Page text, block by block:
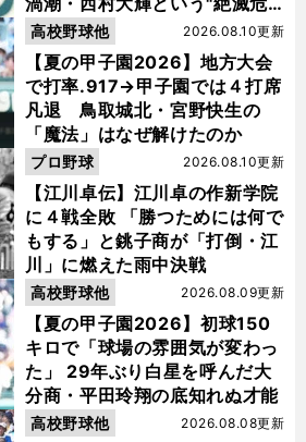
惧種"
【夏の甲子園2026】地方大会
で打率.917→甲子園では４打席
凡退 鳥取城北・宮野快生の
「魔法」はなぜ解けたのか
2026.08.10更新
高校野球他
【江川卓伝】江川卓の作新学院
に４戦全敗 「勝つためには何で
もする」と銚子商が「打倒・江
川」に燃えた雨中決戦
2026.08.10更新
プロ野球
【夏の甲子園2026】初球150
キロで「球場の雰囲気が変わっ
た」 29年ぶり白星を呼んだ大
分商・平田玲翔の底知れぬ才能
2026.08.09更新
高校野球他
2026.08.08更新
高校野球他